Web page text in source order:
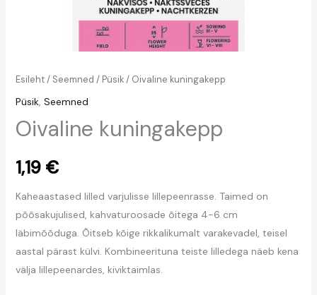
Esileht/ Seemned / Püsik/ Oivaline kuningakepp
Püsik, Seemned
Oivaline kuningakepp
1,19 €
Kaheaastased lilled varjulisse lillepeenrasse. Taimed on
põõsakujulised, kahvaturoosade õitega 4-6 cm
läbimõõduga. Õitseb kõige rikkalikumalt varakevadel, teisel
aastal pärast külvi. Kombineerituna teiste lilledega näeb kena
välja lillepeenardes, kiviktaimlas.